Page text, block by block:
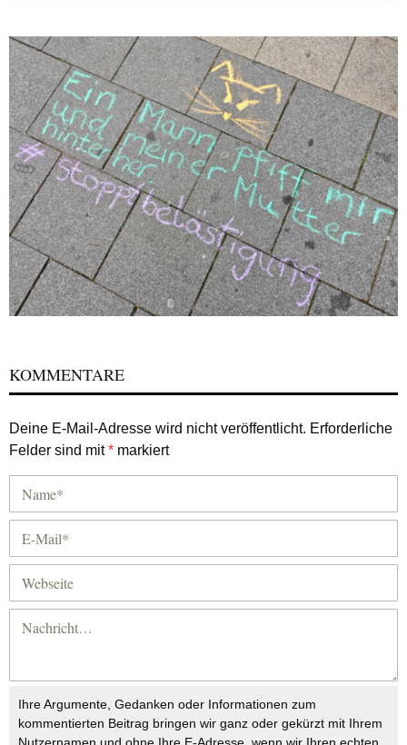
KOMMENTARE
Deine E-Mail-Adresse wird nicht veröffentlicht. Erforderliche
Felder sind mit* markiert
Ihre Argumente, Gedanken oder Informationen zum
kommentierten Beitrag bringen wir ganz oder gekürzt mit Ihrem